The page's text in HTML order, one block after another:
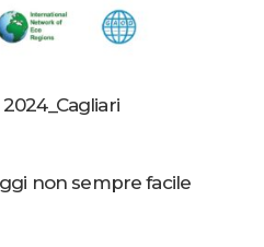
non sempre facile